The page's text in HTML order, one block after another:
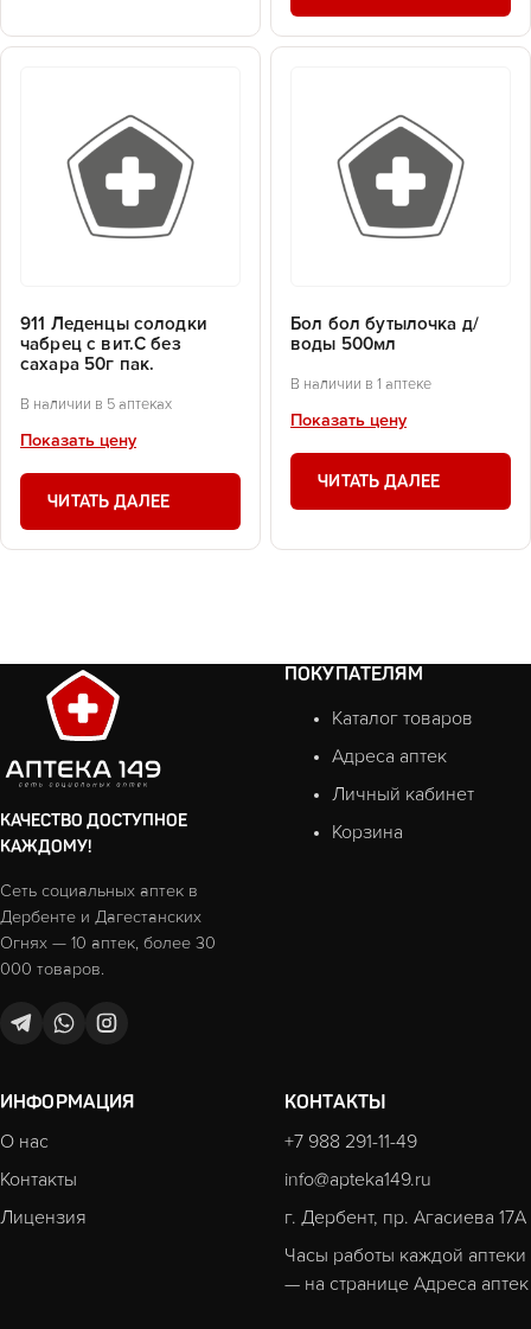
911 Леденцы солодки
чабрец с вит.С без
сахара 50г пак.
В наличии в 5 аптеках
Показать цену
ЧИТАТЬ ДАЛЕЕ
Бол бол бутылочка д/
воды 500мл
В наличии в 1 аптеке
Показать цену
ЧИТАТЬ ДАЛЕЕ
КАЧЕСТВО ДОСТУПНОЕ
КАЖДОМУ!
Сеть социальных аптек в
Дербенте и Дагестанских
Огнях — 10 аптек, более 30
000 товаров.
ПОКУПАТЕЛЯМ
Каталог товаров
Адреса аптек
Личный кабинет
Корзина
ИНФОРМАЦИЯ
О нас
Контакты
Лицензия
КОНТАКТЫ
+7 988 291-11-49
info@apteka149.ru
г. Дербент, пр. Агасиева 17А
Часы работы каждой аптеки
— на странице Адреса аптек